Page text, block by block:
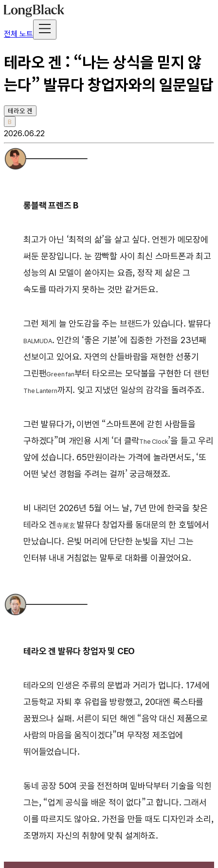
전체 노트
테라오 겐 : “나는 상식을 믿지 않
는다” 발뮤다 창업자와의 일문일답
테라오 겐
B
2026.06.22
롱블랙 프렌즈 B
최고가 아닌 ‘최적의 삶’을 살고 싶다. 언젠가 메모장에
써둔 문장입니다. 눈 깜빡할 사이 최신 스마트폰과 최고
성능의 AI 모델이 쏟아지는 요즘, 정작 제 삶은 그
속도를 따라가지 못하는 것만 같거든요.
그런 제게 늘 안도감을 주는 브랜드가 있습니다. 발뮤다
BALMUDA. 인간의 ‘좋은 기분’에 집중한 가전을 23년째
선보이고 있어요. 자연의 산들바람을 재현한 선풍기
그린팬Green fan부터 타오르는 모닥불을 구현한 더 랜턴
The Lantern까지. 잊고 지냈던 일상의 감각을 돌려주죠.
그런 발뮤다가, 이번엔 “스마트폰에 갇힌 사람들을
구하겠다”며 개인용 시계 ‘더 클락The Clock’을 들고 우리
앞에 섰습니다. 65만원이라는 가격에 놀라면서도, ‘또
어떤 낯선 경험을 주려는 걸까’ 궁금해졌죠.
비 내리던 2026년 5월 어느 날, 7년 만에 한국을 찾은
테라오 겐寺尾玄 발뮤다 창업자를 동대문의 한 호텔에서
만났습니다. 은빛 머리에 단단한 눈빛을 지닌 그는
인터뷰 내내 거침없는 말투로 대화를 이끌었어요.
테라오 겐 발뮤다 창업자 및 CEO
테라오의 인생은 주류의 문법과 거리가 멉니다. 17세에
고등학교 자퇴 후 유럽을 방랑했고, 20대엔 록스타를
꿈꿨으나 실패. 서른이 되던 해엔 “음악 대신 제품으로
사람의 마음을 움직이겠다”며 무작정 제조업에
뛰어들었습니다.
동네 공장 50여 곳을 전전하며 밑바닥부터 기술을 익힌
그는, “업계 공식을 배운 적이 없다”고 합니다. 그래서
이를 따르지도 않아요. 가전을 만들 때도 디자인과 소리,
조명까지 자신의 취향에 맞춰 설계하죠.